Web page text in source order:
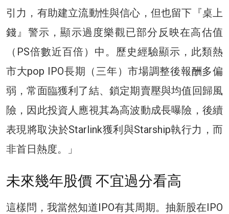
引力，有助建立流動性與信心，但也留下『桌上
錢』警示，顯示過度樂觀已部分反映在高估值
（PS倍數近百倍）中。歷史經驗顯示，此類熱
市大pop IPO長期（三年）市場調整後報酬多偏
弱，常面臨獲利了結、鎖定期賣壓與均值回歸風
險，因此投資人應視其為高波動成長曝險，後續
表現將取決於Starlink獲利與Starship執行力，而
非首日熱度。」
未來幾年股價 不宜過分看高
這樣問，我當然知道IPO有其周期。抽新股在IPO